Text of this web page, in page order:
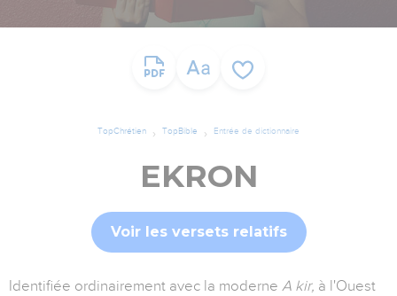
TopChrétien TopBible Entrée de dictionnaire
EKRON
Voir les versets relatifs
Identifiée ordinairement avec la moderne A kir, à l'Ouest